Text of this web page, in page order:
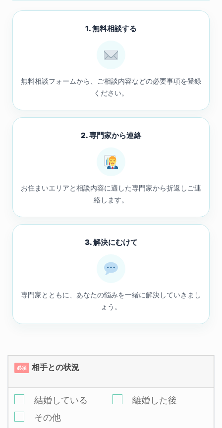
1. 無料相談する
無料相談フォームから、ご相談内容などの必要事項を登録
ください。
2. 専門家から連絡
お住まいエリアと相談内容に適した専門家から折返しご連
絡します。
3. 解決にむけて
専門家とともに、あなたの悩みを一緒に解決していきまし
ょう。
必須 相手との状況
結婚している
離婚した後
その他